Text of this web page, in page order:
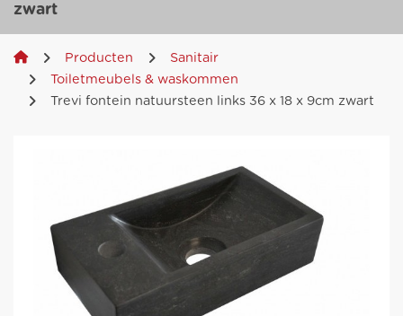
zwart
Producten
Sanitair
Toiletmeubels & waskommen
Trevi fontein natuursteen links 36 x 18 x 9cm zwart